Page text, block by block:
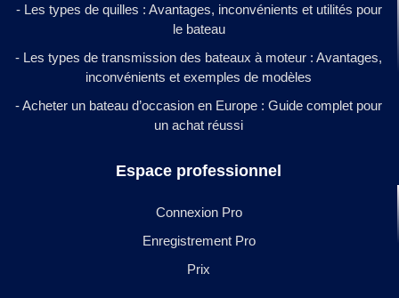
- Les types de quilles : Avantages, inconvénients et utilités pour
le bateau
- Les types de transmission des bateaux à moteur : Avantages,
inconvénients et exemples de modèles
- Acheter un bateau d’occasion en Europe : Guide complet pour
un achat réussi
Espace professionnel
Connexion Pro
Enregistrement Pro
Prix